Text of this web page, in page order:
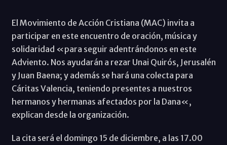
El Movimiento de Acción Cristiana (MAC) invita a
participar en este encuentro de oración, música y
solidaridad «para seguir adentrándonos en este
Adviento. Nos ayudarán a rezar Unai Quirós, Jerusalén
y Juan Baena; y además se hará una colecta para
Cáritas Valencia, teniendo presentes a nuestros
hermanos y hermanas afectados por la Dana«,
explican desde la organización.
La cita será el domingo 15 de diciembre, a las 17.00